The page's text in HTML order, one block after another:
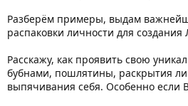
Разберём примеры, выдам
распаковки личности для
Расскажу, как проявить свою
бубнами, пошлятины, раскрытия
выпячивания себя. Особенно если